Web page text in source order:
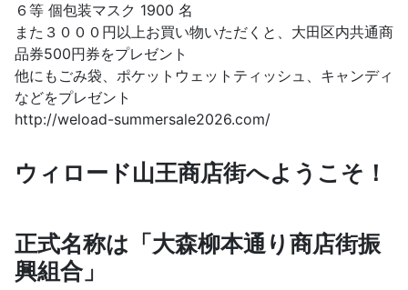
６等 個包装マスク 1900 名
また３０００円以上お買い物いただくと、大田区内共通商
品券500円券をプレゼント
他にもごみ袋、ポケットウェットティッシュ、キャンディ
などをプレゼント
http://weload-summersale2026.com/
ウィロード山王商店街へようこそ！
正式名称は「大森柳本通り商店街振
興組合」